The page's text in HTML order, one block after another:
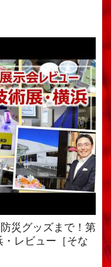
災グッズまで！第
レビュー［そな